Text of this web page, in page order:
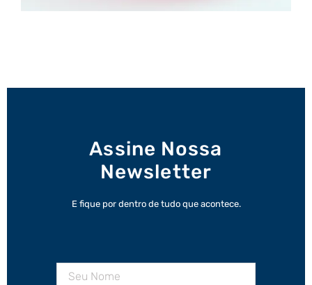
Assine Nossa
Newsletter
E fique por dentro de tudo que acontece.